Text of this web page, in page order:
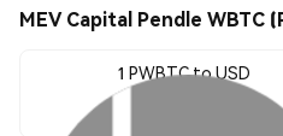
MEV Capital Pendle WBTC
1 PWBTC to USD